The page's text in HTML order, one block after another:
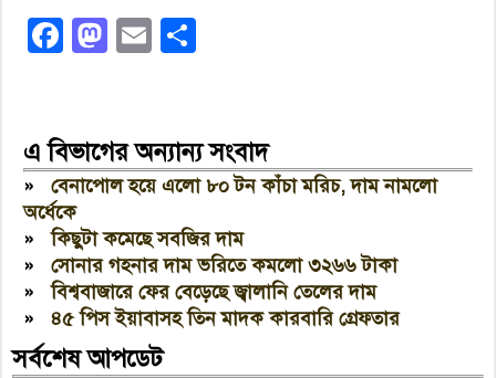
Facebook
Mastodon
Email
এ বিভাগের অন্যান্য সংবাদ
»বেনাপোল হয়ে এলো ৮০ টন কাঁচা মরিচ, দাম নামলো
অর্ধেকে
»কিছুটা কমেছে সবজির দাম
»সোনার গহনার দাম ভরিতে কমলো ৩২৬৬ টাকা
»বিশ্ববাজারে ফের বেড়েছে জ্বালানি তেলের দাম
»৪৫ পিস ইয়াবাসহ তিন মাদক কারবারি গ্রেফতার
সর্বশেষ আপডেট